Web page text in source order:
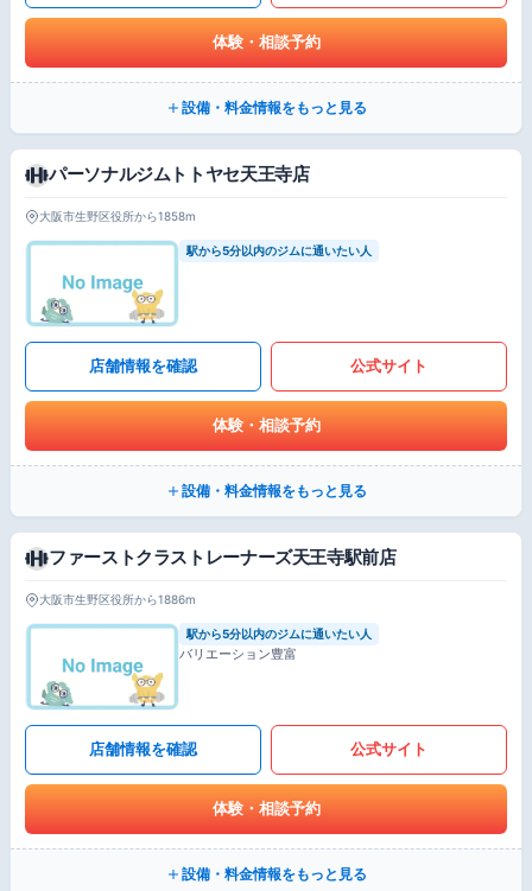
体験・相談予約
設備・料金情報をもっと見る
パーソナルジムトトヤセ天王寺店
大阪市生野区役所から1858m
駅から5分以内のジムに通いたい人
店舗情報を確認 公式サイト
体験・相談予約
設備・料金情報をもっと見る
ファーストクラストレーナーズ天王寺駅前店
大阪市生野区役所から1886m
駅から5分以内のジムに通いたい人
バリエーション豊富
店舗情報を確認 公式サイト
体験・相談予約
設備・料金情報をもっと見る